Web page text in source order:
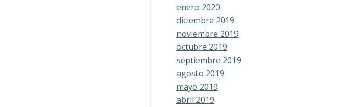
enero 2020
diciembre 2019
noviembre 2019
octubre 2019
septiembre 2019
agosto 2019
mayo 2019
abril 2019